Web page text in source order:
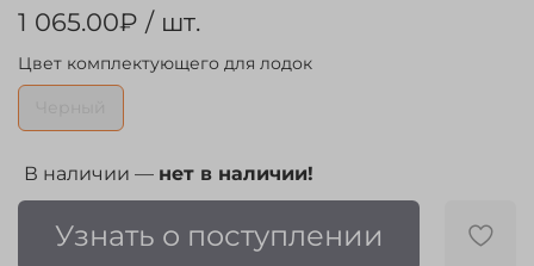
1 065.00₽ / шт.
В наличии — нет в наличии!
Узнать о поступлении
Цвет комплектующего для лодок